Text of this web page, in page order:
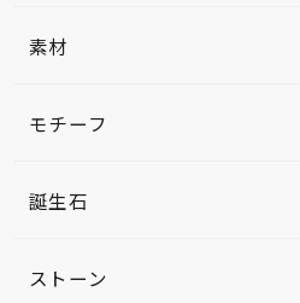
素材
モチーフ
誕生石
ストーン